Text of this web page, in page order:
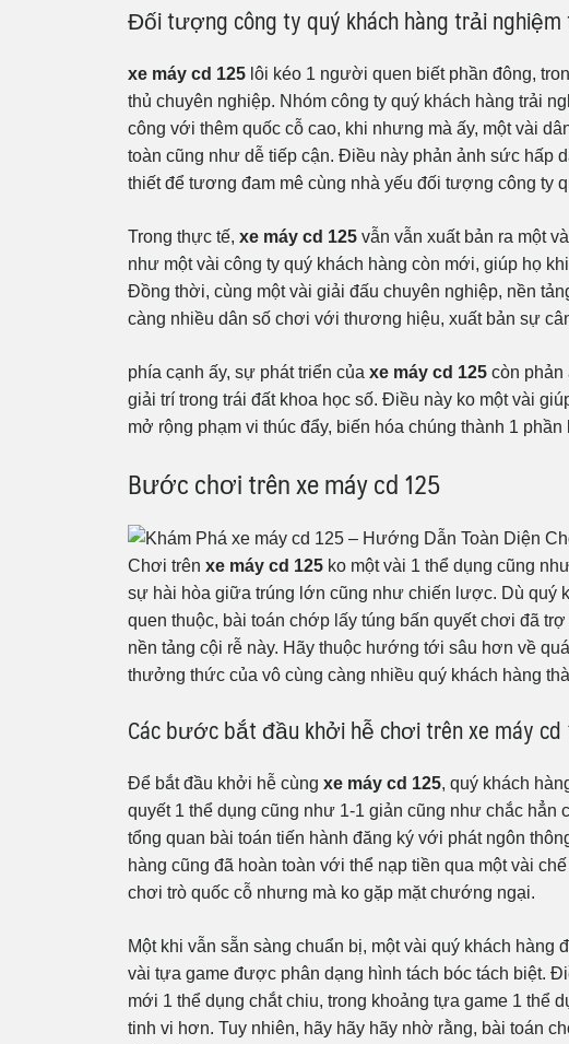
Đối tượng công ty quý khách hàng trải nghiệm
xe máy cd 125 lôi kéo 1 người quen biết phần đông,
thủ chuyên nghiệp. Nhóm công ty quý khách hàng trải
công với thêm quốc cỗ cao, khi nhưng mà ấy, một vài
toàn cũng như dễ tiếp cận. Điều này phản ảnh sức hấp
thiết để tương đam mê cùng nhà yếu đối tượng công ty
Trong thực tế, xe máy cd 125 vẫn vẫn xuất bản ra một
như một vài công ty quý khách hàng còn mới, giúp họ
Đồng thời, cùng một vài giải đấu chuyên nghiệp, nền
càng nhiều dân số chơi với thương hiệu, xuất bản sự
phía cạnh ấy, sự phát triển của xe máy cd 125 còn
giải trí trong trái đất khoa học số. Điều này ko một vài
mở rộng phạm vi thúc đẩy, biến hóa chúng thành 1
Bước chơi trên xe máy cd 125
Chơi trên xe máy cd 125 ko một vài 1 thể dụng cũng
sự hài hòa giữa trúng lớn cũng như chiến lược. Dù quý
quen thuộc, bài toán chớp lấy túng bấn quyết chơi đã
nền tảng cội rễ này. Hãy thuộc hướng tới sâu hơn về
thưởng thức của vô cùng càng nhiều quý khách hàng
Các bước bắt đầu khởi hễ chơi trên xe máy cd
Để bắt đầu khởi hễ cùng xe máy cd 125, quý khách
quyết 1 thể dụng cũng như 1-1 giản cũng như chắc
tổng quan bài toán tiến hành đăng ký với phát ngôn
hàng cũng đã hoàn toàn với thể nạp tiền qua một vài
chơi trò quốc cỗ nhưng mà ko gặp mặt chướng ngại.
Một khi vẫn sẵn sàng chuẩn bị, một vài quý khách
vài tựa game được phân dạng hình tách bóc tách biệt.
mới 1 thể dụng chắt chiu, trong khoảng tựa game 1 thể
tinh vi hơn. Tuy nhiên, hãy hãy hãy nhờ rằng, bài toán